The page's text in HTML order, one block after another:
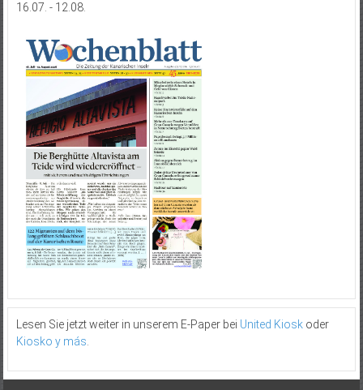
16.07. - 12.08.
Lesen Sie jetzt weiter in unserem E-Paper bei United Kioskoder
Kiosko y más